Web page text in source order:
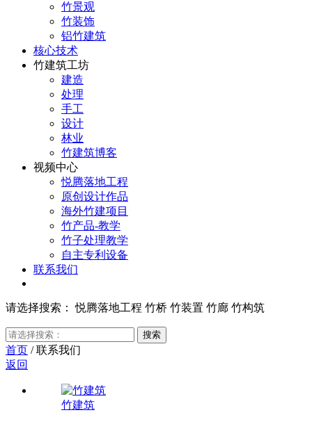
竹景观
竹装饰
铝竹建筑
核心技术
竹建筑工坊
建造
处理
手工
设计
林业
竹建筑博客
视频中心
悦腾落地工程
原创设计作品
海外竹建项目
竹产品-教学
竹子处理教学
自主专利设备
联系我们
请选择搜索：悦腾落地工程 竹桥 竹装置 竹廊 竹构筑
首页 /联系我们
返回
竹建筑